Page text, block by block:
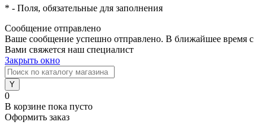
* - Поля, обязательные для заполнения
Сообщение отправлено
Ваше сообщение успешно отправлено. В ближайшее время с
Вами свяжется наш специалист
Закрыть окно
0
В корзине пока пусто
Оформить заказ